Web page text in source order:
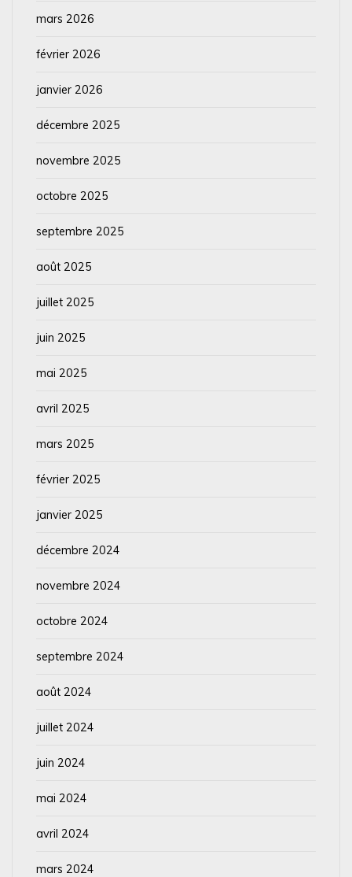
mars 2026
février 2026
janvier 2026
décembre 2025
novembre 2025
octobre 2025
septembre 2025
août 2025
juillet 2025
juin 2025
mai 2025
avril 2025
mars 2025
février 2025
janvier 2025
décembre 2024
novembre 2024
octobre 2024
septembre 2024
août 2024
juillet 2024
juin 2024
mai 2024
avril 2024
mars 2024